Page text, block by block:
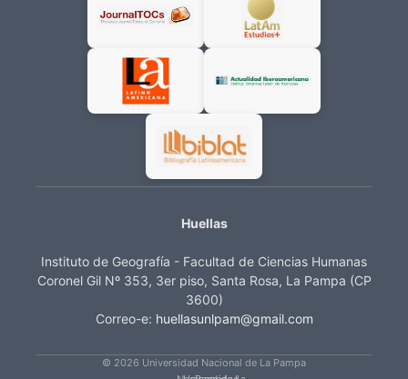
Huellas
Instituto de Geografía - Facultad de Ciencias Humanas
Coronel Gil Nº 353, 3er piso, Santa Rosa, La Pampa (CP
3600)
Correo-e: huellasunlpam@gmail.com
© 2026 Universidad Nacional de La Pampa